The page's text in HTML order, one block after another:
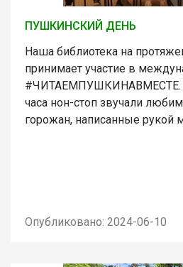
ПУШКИНСКИЙ ДЕНЬ
Наша библиотека на
принимает участие в
#ЧИТАЕМПУШКИНАВМЕСТЕ.
часа нон-стоп звучали
горожан, написанные рукой
Опубликовано: 2024-06-10